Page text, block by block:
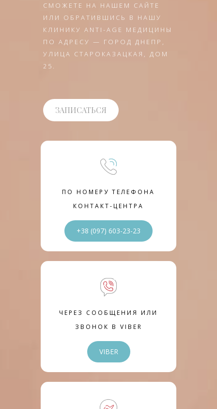
СМОЖЕТЕ НА НАШЕМ САЙТЕ
ИЛИ ОБРАТИВШИСЬ В НАШУ
КЛИНИКУ ANTI-AGE МЕДИЦИНЫ
ПО АДРЕСУ — ГОРОД ДНЕПР,
УЛИЦА СТАРОКАЗАЦКАЯ, ДОМ
25.
ЗАПИСАТЬСЯ
ПО НОМЕРУ ТЕЛЕФОНА
КОНТАКТ-ЦЕНТРА
+38 (097) 603-23-23
ЧЕРЕЗ СООБЩЕНИЯ ИЛИ
ЗВОНОК В VIBER
VIBER